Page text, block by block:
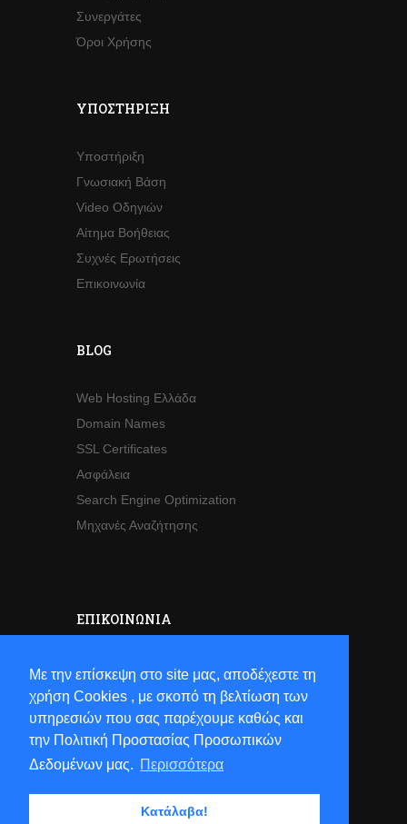
Με την επίσκεψη στο site μας, αποδέχεστε τη
χρήση Cookies , με σκοπό τη βελτίωση των
υπηρεσιών που σας παρέχουμε καθώς και
την Πολιτική Προστασίας Προσωπικών
Δεδομένων μας. Περισσότερα
Κατάλαβα!
Συνεργάτες
Όροι Χρήσης
ΥΠΟΣΤΉΡΙΞΗ
Υποστήριξη
Γνωσιακή Βάση
Video Οδηγιών
Αίτημα Βοήθειας
Συχνές Ερωτήσεις
Επικοινωνία
BLOG
Web Hosting Ελλάδα
Domain Names
SSL Certificates
Ασφάλεια
Search Engine Optimization
Μηχανές Αναζήτησης
ΕΠΙΚΟΙΝΩΝΊΑ
Τηλ: +30 2821063941
Email:sales[at]hostsun[dot]com